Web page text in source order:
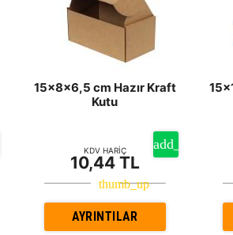
15x8x6,5 cm Hazır Kraft
Kutu
KDV HARİÇ
10,44 TL
AYRINTILAR